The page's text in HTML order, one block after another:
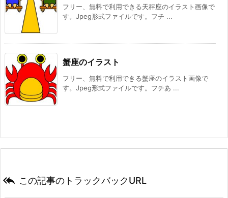
フリー、無料で利用できる天秤座のイラスト画像で
す。Jpeg形式ファイルです。フチ ...
蟹座のイラスト
フリー、無料で利用できる蟹座のイラスト画像で
す。Jpeg形式ファイルです。フチあ ...
 この記事のトラックバックURL